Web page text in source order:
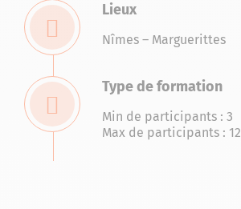
Lieux
Nîmes – Marguerittes
Type de formation
Min de participants : 3
Max de participants : 12